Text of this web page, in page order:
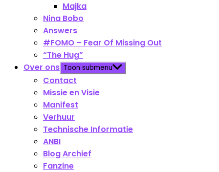
Majka
Nina Bobo
Answers
#FOMO – Fear Of Missing Out
“The Hug”
Over ons Toon submenu
Contact
Missie en Visie
Manifest
Verhuur
Technische Informatie
ANBI
Blog Archief
Fanzine